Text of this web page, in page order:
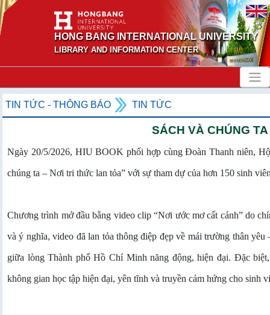
HONG BANG INTERNATIONAL UNIVERSITY
LIBRARY AND INFORMATION CENTER
TIN TỨC - THÔNG BÁO TIN TỨC
SÁCH VÀ CHÚNG
Ngày 20/5/2026, HIU BOOK phối hợp cùng Đoàn Thanh niên,
chúng ta – Nơi tri thức lan tỏa” với sự tham dự của hơn 150 sinh
Chương trình mở đầu bằng video clip “Nơi ước mơ cất cánh” do
và ý nghĩa, video đã lan tỏa thông điệp đẹp về mái trường thân
giữa lòng Thành phố Hồ Chí Minh năng động, hiện đại. Đặc
không gian học tập hiện đại, yên tĩnh và truyền cảm hứng cho sinh